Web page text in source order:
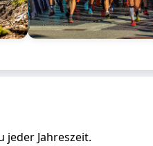
jeder Jahreszeit.